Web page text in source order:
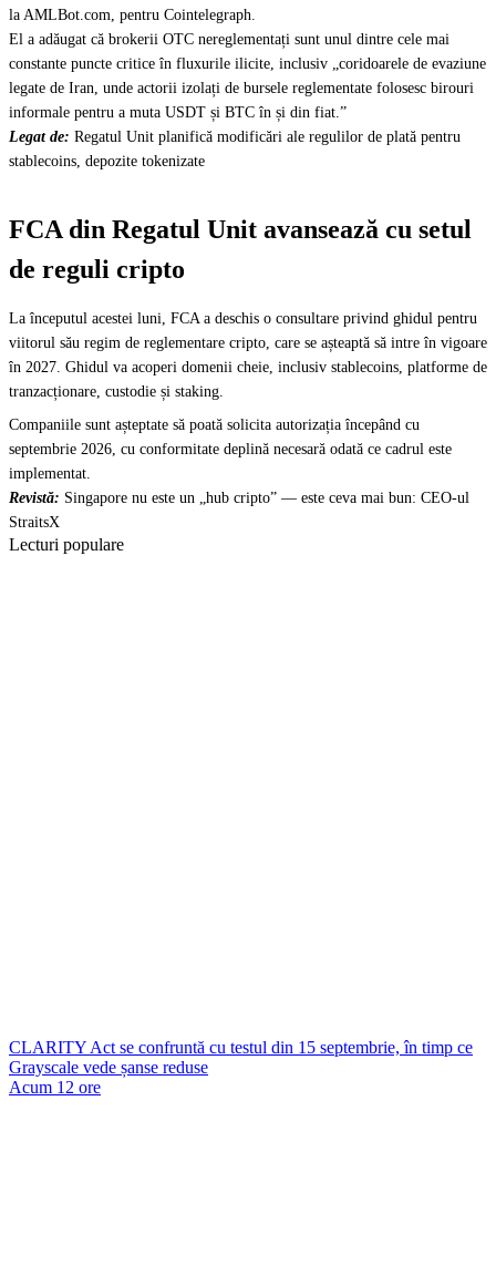
la AMLBot.com, pentru Cointelegraph.
El a adăugat că brokerii OTC nereglementați sunt unul dintre cele mai
constante puncte critice în fluxurile ilicite, inclusiv „coridoarele de evaziune
legate de Iran, unde actorii izolați de bursele reglementate folosesc birouri
informale pentru a muta USDT și BTC în și din fiat.”
Legat de: Regatul Unit planifică modificări ale regulilor de plată pentru
stablecoins, depozite tokenizate
FCA din Regatul Unit avansează cu setul
de reguli cripto
La începutul acestei luni, FCA a deschis o consultare privind ghidul pentru
viitorul său regim de reglementare cripto, care se așteaptă să intre în vigoare
în 2027. Ghidul va acoperi domenii cheie, inclusiv stablecoins, platforme de
tranzacționare, custodie și staking.
Companiile sunt așteptate să poată solicita autorizația începând cu
septembrie 2026, cu conformitate deplină necesară odată ce cadrul este
implementat.
Revistă: Singapore nu este un „hub cripto” — este ceva mai bun: CEO-ul
StraitsX
Lecturi populare
CLARITY Act se confruntă cu testul din 15 septembrie, în timp ce
Grayscale vede șanse reduse
Acum 12 ore